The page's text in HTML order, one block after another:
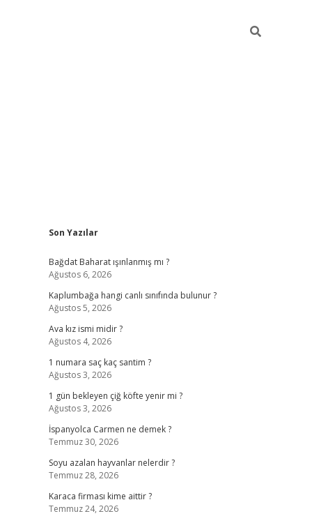
Sidebar
Son Yazılar
Bağdat Baharat ışınlanmış mı ?
Ağustos 6, 2026
Kaplumbağa hangi canlı sınıfında bulunur ?
Ağustos 5, 2026
Ava kız ismi midir ?
Ağustos 4, 2026
1 numara saç kaç santim ?
Ağustos 3, 2026
1 gün bekleyen çiğ köfte yenir mi ?
Ağustos 3, 2026
İspanyolca Carmen ne demek ?
Temmuz 30, 2026
Soyu azalan hayvanlar nelerdir ?
Temmuz 28, 2026
Karaca firması kime aittir ?
Temmuz 24, 2026